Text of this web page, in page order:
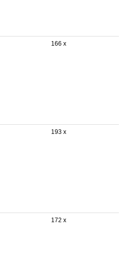
166 x
193 x
172 x